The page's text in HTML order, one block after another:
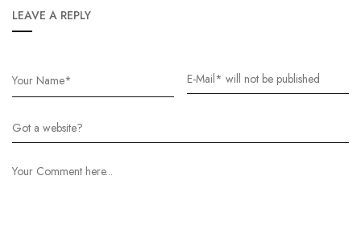
LEAVE A REPLY